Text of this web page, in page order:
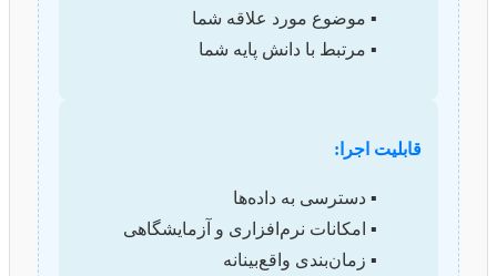
▪️ موضوع مورد علاقه شما
▪️ مرتبط با دانش پایه شما
قابلیت اجرا:
▪️ دسترسی به داده‌ها
▪️ امکانات نرم‌افزاری و آزمایشگاهی
▪️ زمان‌بندی واقع‌بینانه